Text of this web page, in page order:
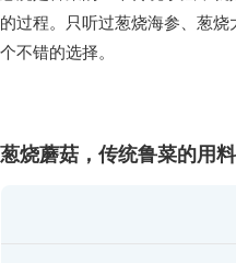
的过程。只听过葱烧海参、葱
葱烧蘑菇，传统鲁菜的用料